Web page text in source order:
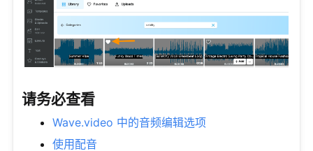
请务必查看
Wave.video 中的音频编辑选项
使用配音